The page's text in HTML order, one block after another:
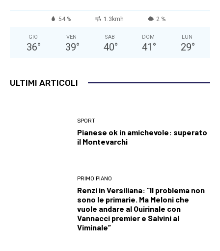
54 % 1.3kmh 2 %
GIO
36°
VEN
39°
SAB
40°
DOM
41 °
LUN
29°
ULTIMI ARTICOLI
SPORT
Pianese ok in amichevole: superato
il Montevarchi
PRIMO PIANO
Renzi in Versiliana: “Il problema non
sono le primarie. Ma Meloni che
vuole andare al Quirinale con
Vannacci premier e Salvini al
Viminale”